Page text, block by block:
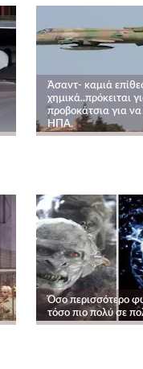
Άσαντ- καμιά
χημικά..πρόκειται
προβοκάτσια για
ΗΠΑ.
Όσο περισσότερο
τόσο πιο πολύ σε